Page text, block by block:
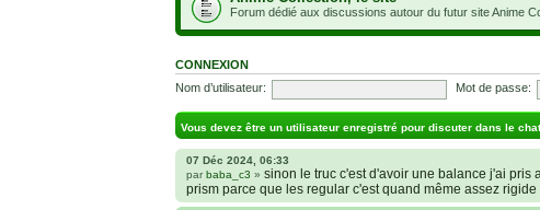
Forum dédié aux discussions autour du futur site Anime
CONNEXION
Nom d’utilisateur:
Mot de passe:
Vous devez être un utilisateur enregistré pour discuter dans le chat
07 Déc 2024, 06:33
par baba_c3 » sinon le truc c'est d'avoir une balance j'ai pris
prism parce que les regular c'est quand même assez